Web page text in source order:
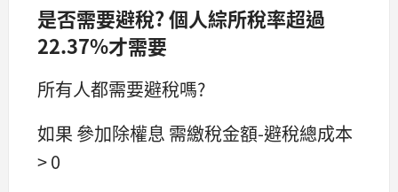
是否需要避稅? 個人綜所稅率超過
22.37%才需要
所有人都需要避稅嗎?
如果 參加除權息 需繳稅金額-避稅總成本
> 0